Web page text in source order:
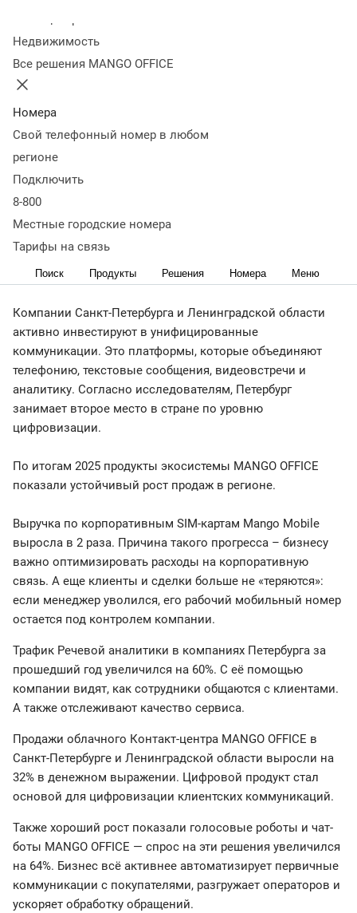
Недвижимость
Все решения MANGO OFFICE
Номера
Свой телефонный номер в любом
регионе
Подключить
8-800
Местные городские номера
Тарифы на связь
Поиск Продукты Решения Номера Меню
компаниями Санкт-
Петербурга и
Ленинградской области
за 2025 год
25 марта4 874
Выручка по корпоративным SIM-картам выросла в 2 раза,
трафик Речевой аналитики — на 60%, продажи облачного
Компании Санкт-Петербурга и Ленинградской области
активно инвестируют в унифицированные
коммуникации. Это платформы, которые объединяют
телефонию, текстовые сообщения, видеовстречи и
аналитику. Согласно исследователям, Петербург
занимает второе место в стране по уровню
цифровизации.
По итогам 2025 продукты экосистемы MANGO OFFICE
показали устойчивый рост продаж в регионе.
Выручка по корпоративным SIM-картам Mango Mobile
выросла в 2 раза. Причина такого прогресса – бизнесу
важно оптимизировать расходы на корпоративную
связь. А еще клиенты и сделки больше не «теряются»:
если менеджер уволился, его рабочий мобильный номер
остается под контролем компании.
Трафик Речевой аналитики в компаниях Петербурга за
прошедший год увеличился на 60%. С её помощью
компании видят, как сотрудники общаются с клиентами.
А также отслеживают качество сервиса.
Продажи облачного Контакт-центра MANGO OFFICE в
Санкт-Петербурге и Ленинградской области выросли на
32% в денежном выражении. Цифровой продукт стал
основой для цифровизации клиентских коммуникаций.
Также хороший рост показали голосовые роботы и чат-
боты MANGO OFFICE — спрос на эти решения увеличился
на 64%. Бизнес всё активнее автоматизирует первичные
коммуникации с покупателями, разгружает операторов и
ускоряет обработку обращений.